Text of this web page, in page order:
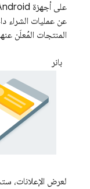
عن عمليات الشراء
المنتجات المُعلَن
بانر
لعرض الإعلانات،